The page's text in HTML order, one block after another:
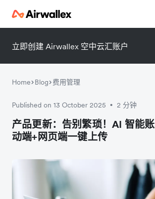
立即创建 Airwallex 空中云汇账户
Home Blog 费用管理
Published on 13 October 2025 • 2 分钟
产品更新：告别繁琐！AI 智能
动端+网页端一键上传
微信扫一扫，点击手
分享
微信扫一扫，点击手
分享